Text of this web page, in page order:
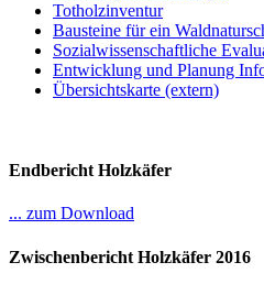
Totholzinventur
Bausteine für ein
Sozialwissenschaftliche
Entwicklung und Planung
Übersichtskarte (extern)
Endbericht Holzkäfer
... zum Download
Zwischenbericht Holzkäfer 2016